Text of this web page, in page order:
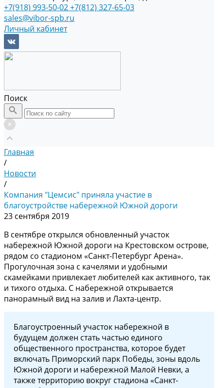
+7(918) 993-50-02+7(812) 327-65-03
sales@vibor-spb.ru
Личный кабинет
Поиск
Главная
/
Новости
/
Компания "Цемсис" приняла участие в
благоустройстве набережной Южной дороги
23 сентября 2019
В сентябре открылся обновленный участок
набережной Южной дороги на Крестовском острове,
рядом со стадионом «Санкт-Петербург Арена».
Прогулочная зона с качелями и удобными
скамейками привлекает любителей как активного, так
и тихого отдыха. С набережной открывается
панорамный вид на залив и Лахта-центр.
Благоустроенный участок набережной в
будущем должен стать частью единого
общественного пространства, которое будет
включать Приморский парк Победы, зоны вдоль
Южной дороги и набережной Малой Невки, а
также территорию вокруг стадиона «Санкт-